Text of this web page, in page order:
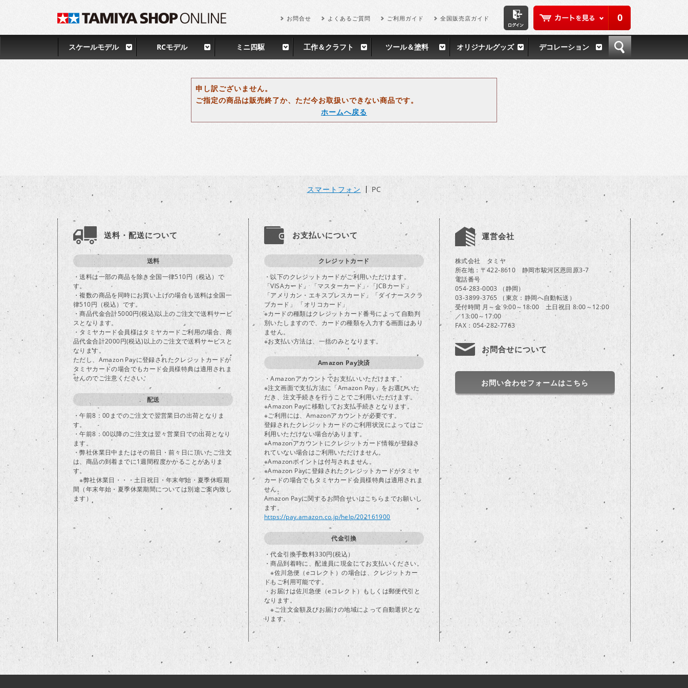
0
お問合せ よくあるご質問 ご利用ガイド 全国販売店ガイド
スケールモデル RCモデル ミニ四駆 工作＆クラフト ツール＆塗料 オリジナルグッズ デコレーション
申し訳ございません。
ご指定の商品は販売終了か、ただ今お取扱いできない商品です。
ホームへ戻る
スマートフォン PC
送料・配送について
送料
・送料は一部の商品を除き全国一律510円（税込）で
す。
・複数の商品を同時にお買い上げの場合も送料は全国一
律510円（税込）です。
・商品代金合計5000円(税込)以上のご注文で送料サービ
スとなります。
・タミヤカード会員様はタミヤカードご利用の場合、商
品代金合計2000円(税込)以上のご注文で送料サービスと
なります。
ただし、Amazon Payに登録されたクレジットカードが
タミヤカードの場合でもカード会員様特典は適用されま
せんのでご注意ください。
配送
・午前8：00までのご注文で翌営業日の出荷となりま
す。
・午前8：00以降のご注文は翌々営業日での出荷となり
ます。
・弊社休業日中またはその前日・前々日に頂いたご注文
は、商品の到着までに1週間程度かかることがありま
す。
※弊社休業日・・・土日祝日・年末年始・夏季休暇期
間（年末年始・夏季休業期間については別途ご案内致し
ます）
お支払いについて
クレジットカード
・以下のクレジットカードがご利用いただけます。
「VISAカード」 「マスターカード」 「JCBカード」
「アメリカン・エキスプレスカード」「ダイナースクラ
ブカード」 「オリコカード」
※カードの種類はクレジットカード番号によって自動判
別いたしますので、カードの種類を入力する画面はあり
ません。
※お支払い方法は、一括のみとなります。
Amazon Pay決済
・Amazonアカウントでお支払いいただけます。
※注文画面で支払方法に「Amazon Pay」をお選びいた
だき、注文手続きを行うことでご利用いただけます。
※Amazon Payに移動してお支払手続きとなります。
※ご利用には、Amazonアカウントが必要です。
登録されたクレジットカードのご利用状況によってはご
利用いただけない場合があります。
※Amazonアカウントにクレジットカード情報が登録さ
れていない場合はご利用いただけません。
※Amazonポイントは付与されません。
※Amazon Payに登録されたクレジットカードがタミヤ
カードの場合でもタミヤカード会員様特典は適用されま
せん。
Amazon Payに関するお問合せいはこちらまでお願いし
ます。
https://pay.amazon.co.jp/help/202161900
代金引換
・代金引換手数料330円(税込）
・商品到着時に、配達員に現金にてお支払いください。
※佐川急便（eコレクト）の場合は、クレジットカー
ドもご利用可能です。
・お届けは佐川急便（eコレクト）もしくは郵便代引と
なります。
※ご注文金額及びお届けの地域によって自動選択とな
ります。
運営会社
株式会社 タミヤ
所在地：〒422-8610 静岡市駿河区恩田原3-7
電話番号
054-283-0003 （静岡）
03-3899-3765 （東京：静岡へ自動転送）
受付時間 月～金 9:00～18:00 土日祝日 8:00～12:00
／13:00～17:00
FAX：054-282-7763
お問合せについて
お問い合わせフォームはこちら